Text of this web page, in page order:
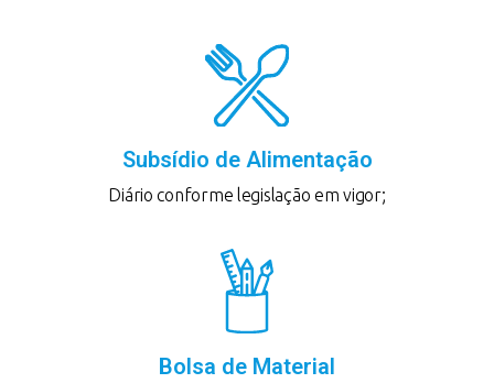
Subsídio de Alimentação
Diário conforme legislação em vigor;
Bolsa de Material